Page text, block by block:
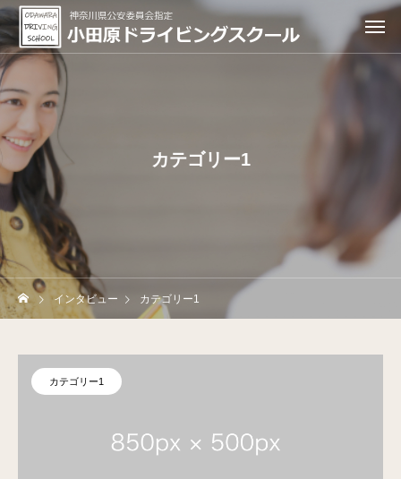
カテゴリー1
インタビュー カテゴリー1
カテゴリー1